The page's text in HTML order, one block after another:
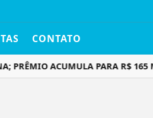
CONTATO
PRÊMIO ACUMULA PARA R$ 165